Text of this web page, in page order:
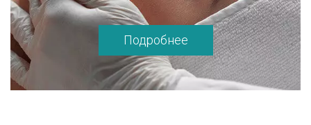
Подробнее